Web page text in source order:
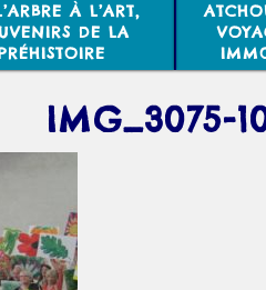
À L’ART,
DE LA
IMG_3075-